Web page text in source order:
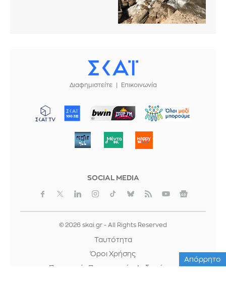
Διαφημιστείτε Επικοινωνία
ΜΠΟΡΟΥΜΕ
SOCIAL MEDIA
© 2026 skai.gr - All Rights Reserved
Ταυτότητα
Όροι Χρήσης
Προστασία Προσωπικών Δεδομένων
Απόρρητο